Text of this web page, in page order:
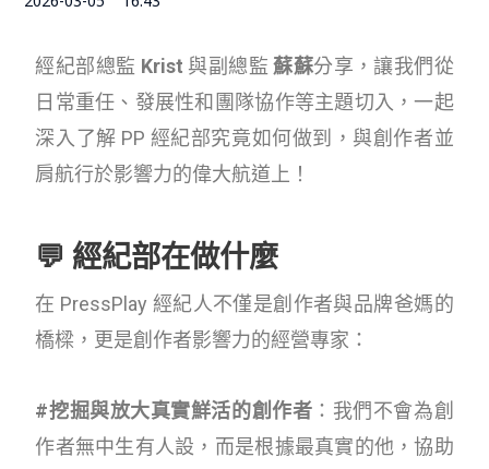
經紀部總監 Krist 與副總監蘇蘇分享，讓我們從
日常重任、發展性和團隊協作等主題切入，一起
深入了解 PP 經紀部究竟如何做到， 與創作者並
肩航行於影響力的偉大航道上！
💬 經紀部在做什麼
在 PressPlay 經紀人不僅是創作者與品牌爸媽的
橋樑，更是創作者影響力的經營專家：
#挖掘與放大真實鮮活的創作者 ：我們不會為創
作者無中生有人設，而是根據最真實的他，協助